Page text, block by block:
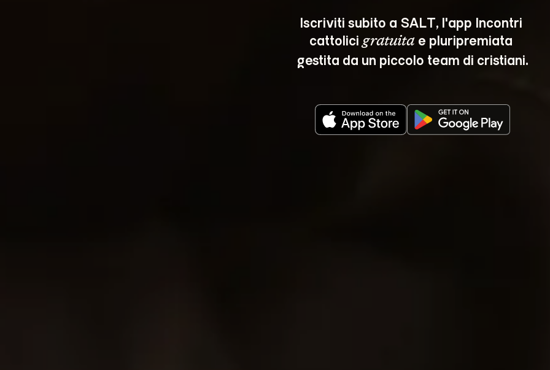
Iscriviti subito a SALT, l'app Incontri
cattolici gratuita e pluripremiata
gestita da un piccolo team di cristiani.